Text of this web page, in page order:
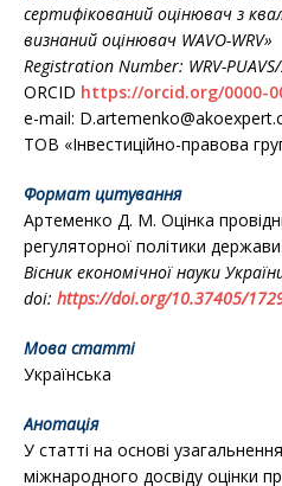
сертифікований оцінювач з
визнаний оцінювач WAVO-WRV»
Registration Number: WRV-
ORCID https://orcid.org/0000-
e-mail:
ТОВ «Інвестиційно-правова
Формат цитування
Артеменко Д. М. Оцінка
регуляторної політики
Вісник економічної науки
doi: https://doi.org/10.37405/
Мова статті
Українська
Анотація
У статті на основі
міжнародного досвіду оцінки